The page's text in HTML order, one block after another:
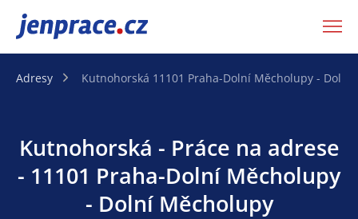
JenPráce.cz
Adresy Kutnohorská 11101 Praha-Dolní Měcholupy - Dolní
Kutnohorská - Práce na adrese
- 11101 Praha-Dolní Měcholupy
- Dolní Měcholupy